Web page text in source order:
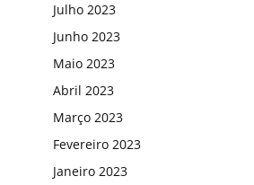
Julho 2023
Junho 2023
Maio 2023
Abril 2023
Março 2023
Fevereiro 2023
Janeiro 2023